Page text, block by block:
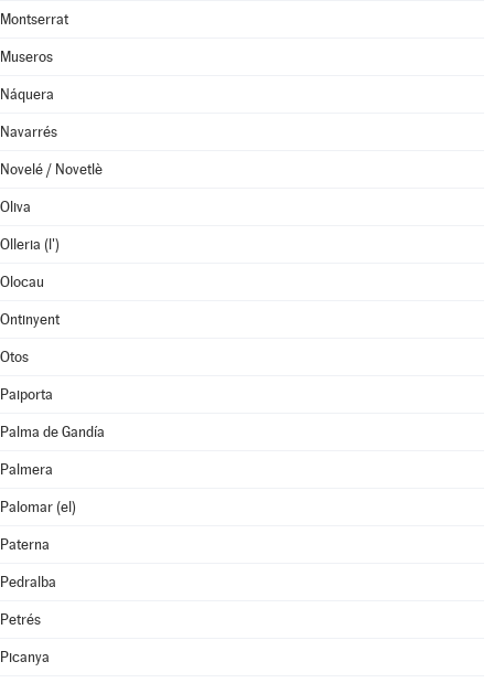
Montserrat
Museros
Náquera
Navarrés
Novelé / Novetlè
Oliva
Olleria (l')
Olocau
Ontinyent
Otos
Paiporta
Palma de Gandía
Palmera
Palomar (el)
Paterna
Pedralba
Petrés
Picanya